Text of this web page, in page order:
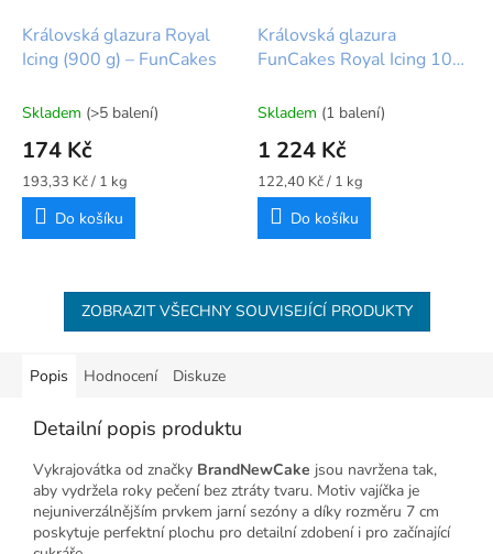
Královská glazura Royal
Icing (900 g) – FunCakes
Skladem (>5 balení)
174 Kč
Měrná
cena:
193,33 Kč / 1 kg
Do košíku
Královská glazura
FunCakes Royal Icing 10
zdobení
Skladem (1 balení)
1 224 Kč
Měrná
cena:
122,40 Kč / 1 kg
Do košíku
ZOBRAZIT VŠECHNY SOUVISEJÍCÍ PRODUKTY
Popis Hodnocení Diskuze
Detailní popis produktu
Vykrajovátka od značky BrandNewCake jsou navržena tak,
aby vydržela roky pečení bez ztráty tvaru. Motiv vajíčka je
nejuniverzálnějším prvkem jarní sezóny a díky rozměru 7 cm
poskytuje perfektní plochu pro detailní zdobení i pro začínající